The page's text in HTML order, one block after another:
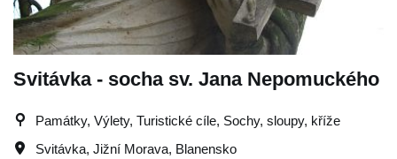
Svitávka - socha sv. Jana Nepomuckého
Památky, Výlety, Turistické cíle, Sochy, sloupy, kříže
Svitávka, Jižní Morava, Blanensko